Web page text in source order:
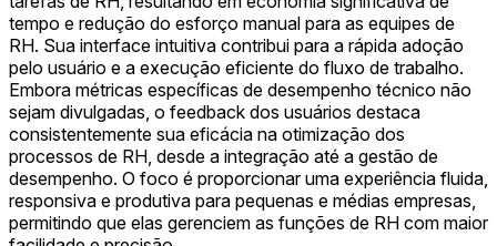
tempo e redução do esforço manual para as equipes de
RH. Sua interface intuitiva contribui para a rápida adoção
pelo usuário e a execução eficiente do fluxo de trabalho.
Embora métricas específicas de desempenho técnico não
sejam divulgadas, o feedback dos usuários destaca
consistentemente sua eficácia na otimização dos
processos de RH, desde a integração até a gestão de
desempenho. O foco é proporcionar uma experiência fluida,
responsiva e produtiva para pequenas e médias empresas,
permitindo que elas gerenciem as funções de RH com maior